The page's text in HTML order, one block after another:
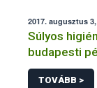
2017. augusztus
Súlyos
budapesti
TOVÁBB >